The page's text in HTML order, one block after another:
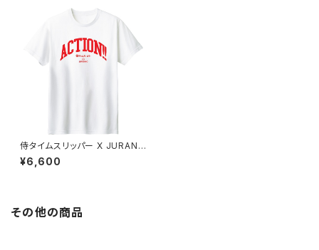
侍タイムスリッパー X JURANN
O "ACTION!!" TEE
¥6,600
その他の商品